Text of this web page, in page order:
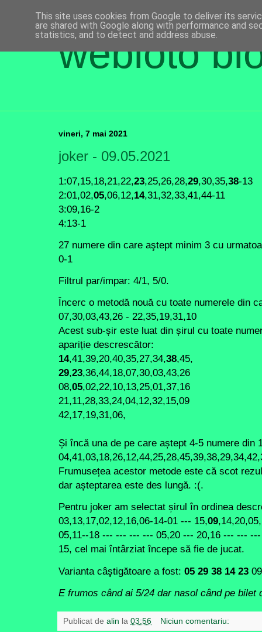
webloto
vineri, 7 mai 2021
joker - 09.05.2021
1:07,15,18,21,22,23,25,26,28,29,30,35,38-13
2:01,02,05,06,12,14,31,32,33,41,44-11
3:09,16-2
4:13-1
27 numere din care aştept minim 3 cu
0-1
Filtrul par/impar: 4/1, 5/0.
Încerc o metodă nouă cu toate numerele din
07,30,03,43,26 - 22,35,19,31,10
Acest sub-șir este luat din șirul cu toate
apariție descrescător:
14,41,39,20,40,35,27,34,38,45,
29,23,36,44,18,07,30,03,43,26
08,05,02,22,10,13,25,01,37,16
21,11,28,33,24,04,12,32,15,09
42,17,19,31,06,
Și încă una de pe care aștept 4-5 numere din
Frumusețea acestor metode este că scot
dar așteptarea este des lungă. :(.
Pentru joker am selectat șirul în ordinea
03,13,17,02,12,16,06-14-01 --- 15,09
05,11--18 --- --- --- --- 05,20 --- 20,16 --- ---
15, cel mai întârziat începe să fie de jucat.
Varianta câştigătoare a fost: 05 29 38 14 23
E frumos când ai 5/24 dar nasol când pe bilet
Publicat de alin la 03:56 Niciun comentariu:
This site uses cookies from Google to deliver its
are shared with Google along with performance and
statistics, and to detect and address abuse.